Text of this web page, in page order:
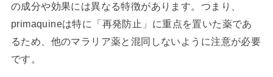
の成分や効果には異なる特徴があります。つまり、
primaquineは特に「再発防止」に重点を置いた薬であ
るため、他のマラリア薬と混同しないように注意が必要
です。